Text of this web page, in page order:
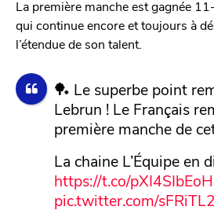
La première manche est gagnée
qui continue encore et toujours à
l’étendue de son talent.
🏓 Le superbe point
Lebrun ! Le Français
première manche de
La chaine L’Équipe en
https://t.co/pXI4SIbEoH
pic.twitter.com/